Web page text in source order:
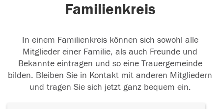
Familienkreis
In einem Familienkreis können sich sowohl alle
Mitglieder einer Familie, als auch Freunde und
Bekannte eintragen und so eine Trauergemeinde
bilden. Bleiben Sie in Kontakt mit anderen Mitgliedern
und tragen Sie sich jetzt ganz bequem ein.